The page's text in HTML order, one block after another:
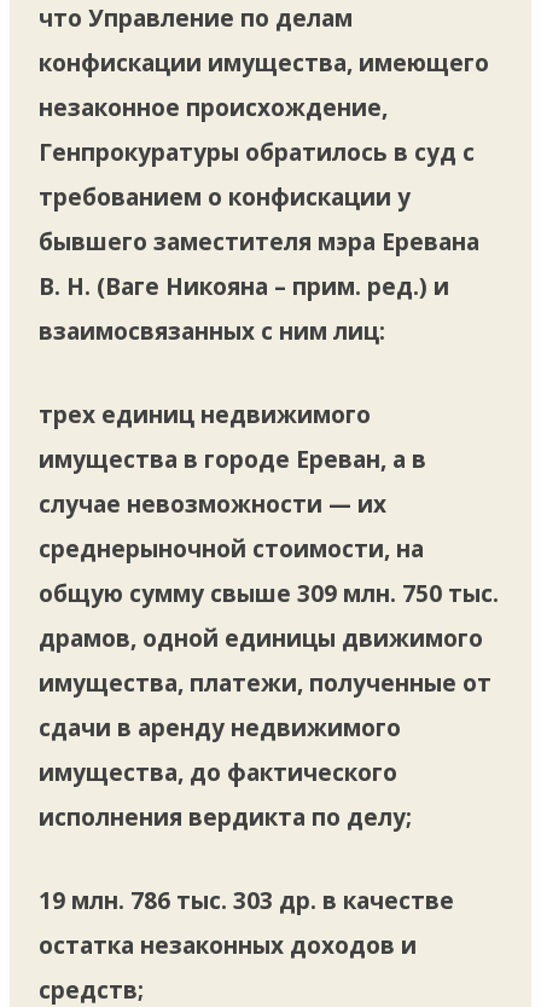
что Управление по делам
конфискации имущества, имеющего
незаконное происхождение,
Генпрокуратуры обратилось в суд с
требованием о конфискации у
бывшего заместителя мэра Еревана
В. Н. (Ваге Никояна – прим. ред.) и
взаимосвязанных с ним лиц:
трех единиц недвижимого
имущества в городе Ереван, а в
случае невозможности — их
среднерыночной стоимости, на
общую сумму свыше 309 млн. 750 тыс.
драмов, одной единицы движимого
имущества, платежи, полученные от
сдачи в аренду недвижимого
имущества, до фактического
исполнения вердикта по делу;
19 млн. 786 тыс. 303 др. в качестве
остатка незаконных доходов и
средств;